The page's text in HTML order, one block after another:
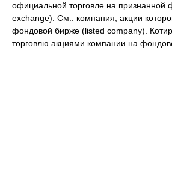
официальной торговле на признанной
exchange). См.: компания, акции
фондовой бирже (listed company).
торговлю акциями компании на